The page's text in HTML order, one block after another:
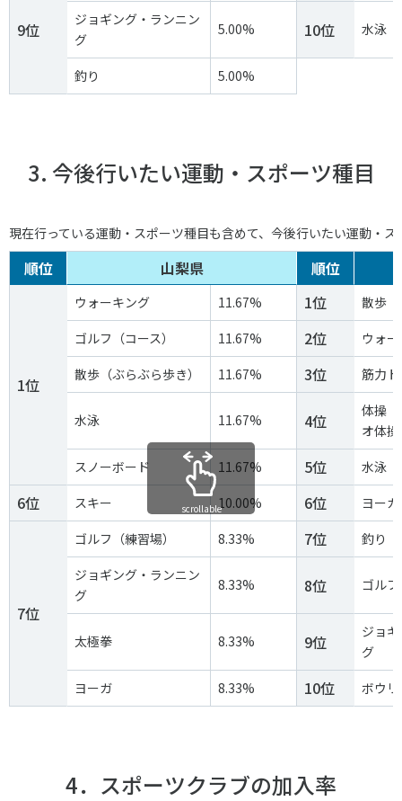
SSF BOOKS
9位
ジョギング・ランニン
グ
5.00% 10位 水泳
釣り 5.00%
3. 今後行いたい運動・スポーツ種目
現在行っている運動・スポーツ種目も含めて、今後行いたい運動・ス
順位 山梨県 順位
1位
ウォーキング 11.67% 1位
散歩
ゴルフ（コース）
11.67% 2位
ウォ
散歩（ぶらぶら歩き）
11.67% 3位 筋力
水泳 11.67% 4位
体操
オ体
スノーボード
11.67% 5位 水泳
6位 スキー 10.00% 6位 ヨーガ
7位
ゴルフ（練習場） 8.33% 7位
釣り
ジョギング・ランニン
グ
8.33% 8位 ゴル
太極拳 8.33% 9位
ジョ
グ
ヨーガ
8.33% 10位 ボウ
scrollable
4．スポーツクラブの加入率